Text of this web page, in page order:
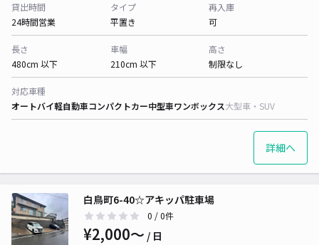
貸出時間
24時間営業
タイプ
平置き
再入庫
可
長さ
480cm 以下
車幅
210cm 以下
高さ
制限なし
対応車種
オートバイ軽自動車コンパクトカー中型車ワンボックス大型車・SUV
詳細へ
白鳥町6-40☆アキッパ駐車場
0 / 0件
¥2,000〜 / 日